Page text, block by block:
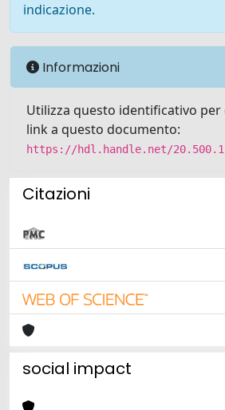
indicazione.
Informazioni
Utilizza questo identificativo
link a questo documento:
https://hdl.handle.net/
Citazioni
social impact